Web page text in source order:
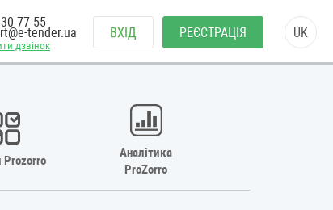
дзвінок
77 55
tender.ua ВХІД РЕЄСТРАЦІЯ UK
Prozorro
Аналітика
ProZorro